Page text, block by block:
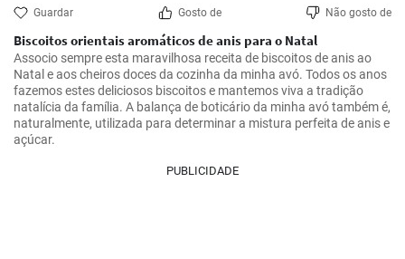
Guardar Gosto de Não gosto de
Biscoitos orientais aromáticos de anis para o Natal
Associo sempre esta maravilhosa receita de biscoitos de anis ao
Natal e aos cheiros doces da cozinha da minha avó. Todos os anos
fazemos estes deliciosos biscoitos e mantemos viva a tradição
natalícia da família. A balança de boticário da minha avó também é,
naturalmente, utilizada para determinar a mistura perfeita de anis e
açúcar.
PUBLICIDADE